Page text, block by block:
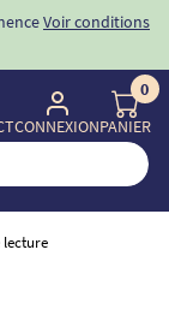
Voir conditions
CONNEXION
0
PANIER
lecture